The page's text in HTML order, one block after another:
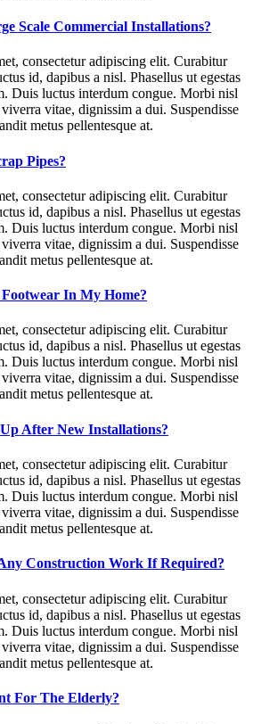
Scale Commercial Installations?
consectetur adipiscing elit. Curabitur
id, dapibus a nisl. Phasellus ut egestas
Duis luctus interdum congue. Morbi nisl
vitae, dignissim a dui. Suspendisse
metus pellentesque at.
Pipes?
consectetur adipiscing elit. Curabitur
id, dapibus a nisl. Phasellus ut egestas
Duis luctus interdum congue. Morbi nisl
vitae, dignissim a dui. Suspendisse
metus pellentesque at.
In My Home?
consectetur adipiscing elit. Curabitur
id, dapibus a nisl. Phasellus ut egestas
Duis luctus interdum congue. Morbi nisl
vitae, dignissim a dui. Suspendisse
metus pellentesque at.
After New Installations?
consectetur adipiscing elit. Curabitur
id, dapibus a nisl. Phasellus ut egestas
Duis luctus interdum congue. Morbi nisl
vitae, dignissim a dui. Suspendisse
metus pellentesque at.
Construction Work If Required?
consectetur adipiscing elit. Curabitur
id, dapibus a nisl. Phasellus ut egestas
Duis luctus interdum congue. Morbi nisl
vitae, dignissim a dui. Suspendisse
metus pellentesque at.
For The Elderly?